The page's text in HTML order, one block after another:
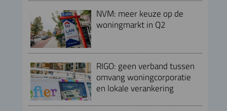
NVM: meer keuze op de
woningmarkt in Q2
RIGO: geen verband tussen
omvang woningcorporatie
en lokale verankering